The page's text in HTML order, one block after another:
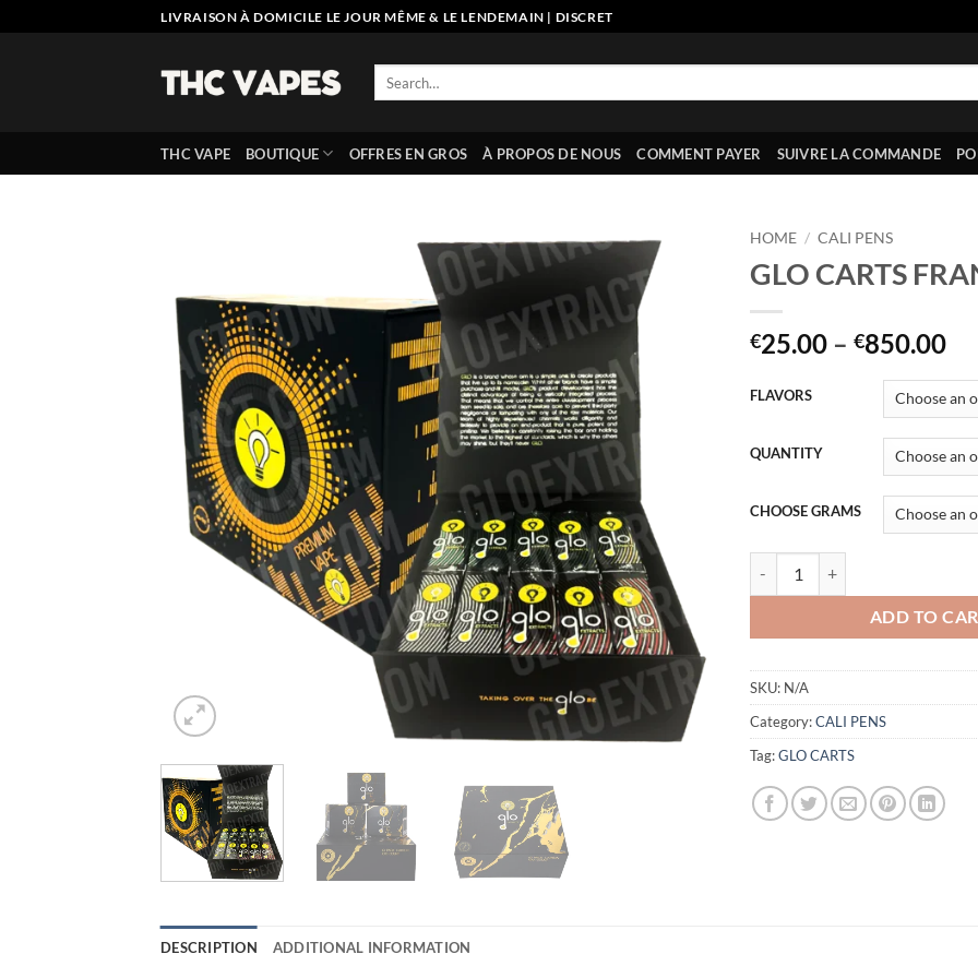
to
LIVRAISON À DOMICILE LE JOUR MÊME & LE LENDEMAIN | DISCRET
THC VAPE BOUTIQUE OFFRES EN GROS À PROPOS DE NOUS COMMENT PAYER SUIVRE LA COMMANDE
HOME / CALI PENS
GLO CARTS
€25.00 – €850.00
FLAVORS
QUANTITY
CHOOSE GRAMS
ADD TO
SKU: N/A
Category:CALI PENS
Tag:GLO CARTS
DESCRIPTION ADDITIONAL INFORMATION